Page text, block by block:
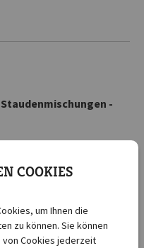
-
für sonnige Standorte
COOKIES
um Ihnen die
zu können. Sie können
von Cookies jederzeit